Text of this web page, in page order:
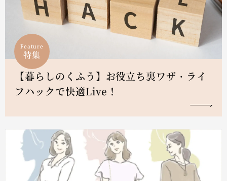
Feature
特集
【暮らしのくふう】お役立ち裏ワザ・ライ
フハックで快適Live！